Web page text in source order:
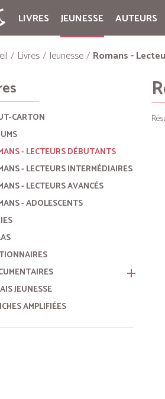
LIVRES JEUNESSE AUTEURS
Livres Jeunesse Romans -
CARTON
- LECTEURS DÉBUTANTS
- LECTEURS INTERMÉDIAIRES
- LECTEURS AVANCÉS
- ADOLESCENTS
remove
JEUNESSE
AMPLIFIÉES